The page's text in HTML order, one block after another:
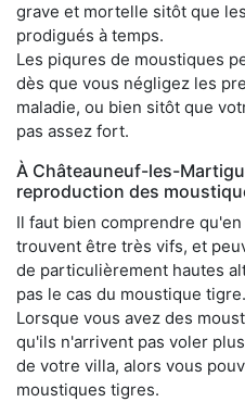
grave et mortelle sitôt que
prodigués à temps.
Les piqures de moustiques
dès que vous négligez les
maladie, ou bien sitôt que
pas assez fort.
À Châteauneuf-les-
reproduction des
Il faut bien comprendre
trouvent être très vifs, et
de particulièrement hautes
pas le cas du moustique tigre.
Lorsque vous avez des
qu'ils n'arrivent pas voler
de votre villa, alors vous
moustiques tigres.